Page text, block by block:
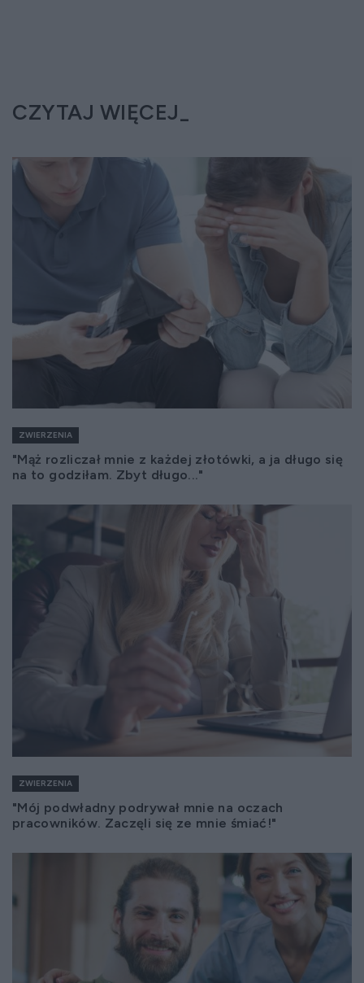
CZYTAJ WIĘCEJ
ZWIERZENIA
"Mąż rozliczał mnie z każdej złotówki, a ja długo się
na to godziłam. Zbyt długo..."
ZWIERZENIA
"Mój podwładny podrywał mnie na oczach
pracowników. Zaczęli się ze mnie śmiać!"